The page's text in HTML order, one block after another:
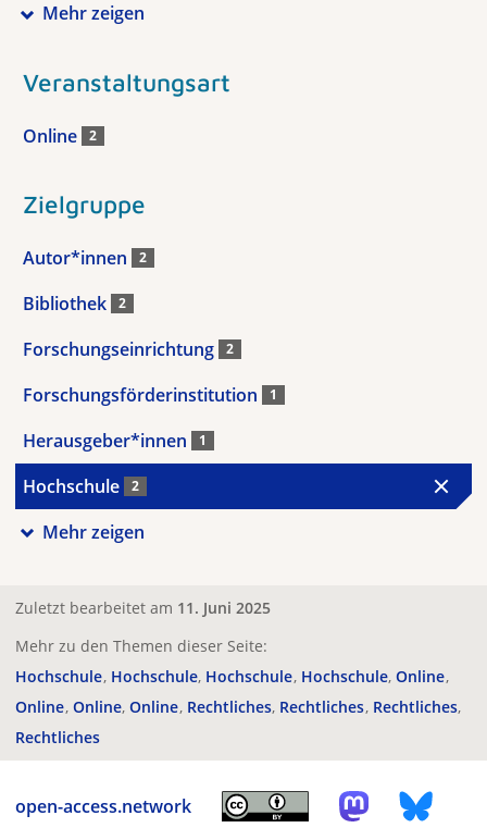
Mehr zeigen
Veranstaltungsart
Online 2
Zielgruppe
Autor*innen 2
Bibliothek 2
Forschungseinrichtung 2
Forschungsförderinstitution 1
Herausgeber*innen 1
Hochschule 2
Mehr zeigen
Zuletzt bearbeitet am 11. Juni 2025
Mehr zu den Themen dieser Seite:
Hochschule Hochschule Hochschule Hochschule Online
Online Online Online Rechtliches Rechtliches Rechtliches
Rechtliches
open-access.network